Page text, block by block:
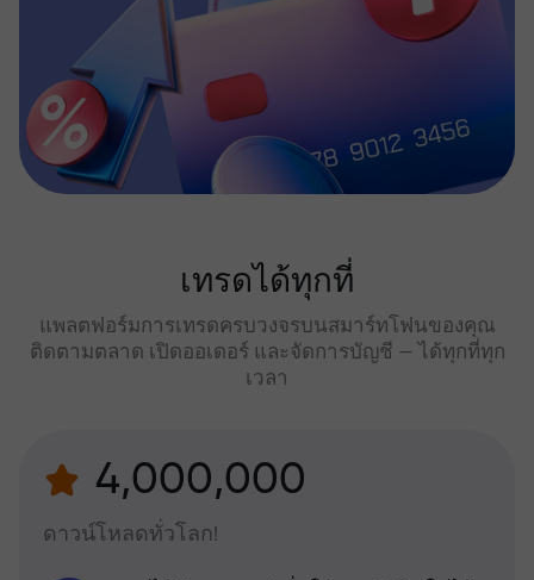
เทรดได้ทุกที่
แพลตฟอร์มการเทรดครบวงจรบนสมาร์ทโฟนของคุณ
ติดตามตลาด เปิดออเดอร์ และจัดการบัญชี — ได้ทุกที่ทุก
เวลา
4,000,000
ดาวน์โหลดทั่วโลก!